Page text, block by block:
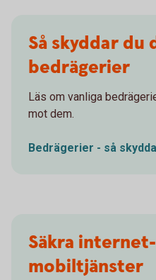
Så skyddar du
bedrägerier
Läs om vanliga
mot dem.
Bedrägerier - så
Säkra
mobiltjänster